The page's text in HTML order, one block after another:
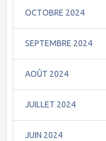
OCTOBRE 2024
SEPTEMBRE 2024
AOÛT 2024
JUILLET 2024
JUIN 2024